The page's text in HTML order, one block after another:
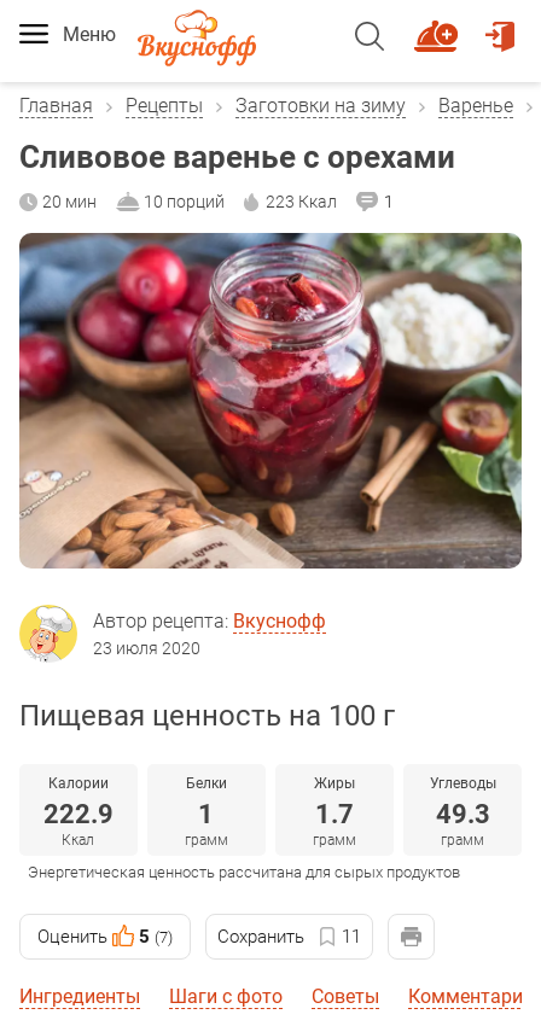
Меню
Главная Рецепты Заготовки на зиму Варенье
Сливовое варенье с орехами
20 мин 10 порций 223 Ккал 1
Автор рецепта: Вкуснофф
23 июля 2020
Пищевая ценность на 100 г
Калории
222.9
Ккал
Белки
1
грамм
Жиры
1.7
грамм
Углеводы
49.3
грамм
Энергетическая ценность рассчитана для сырых продуктов
Оценить 5 (7) Сохранить 11
Ингредиенты Шаги с фото Советы Комментарии